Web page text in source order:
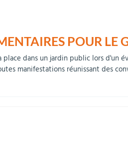
POUR LE
dans un jardin public lors
manifestations réunissant des